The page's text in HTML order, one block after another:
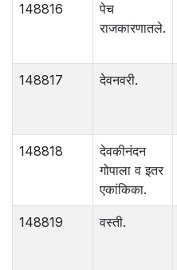
148816
पेच
राजकारणातले.
148817 देवनवरी.
148818
देवकीनंदन
गोपाला व इतर
एकांकिका.
148819 वस्ती.